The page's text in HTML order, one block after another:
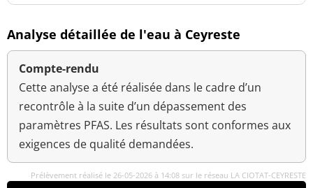
Analyse détaillée de l'eau à Ceyreste
Compte-rendu
Cette analyse a été réalisée dans le cadre d’un
recontrôle à la suite d’un dépassement des
paramètres PFAS. Les résultats sont conformes aux
exigences de qualité demandées.
Prélèvement réalisé le 26-05-2026 à 14:08 sur le réseau LA CIOTAT-CEYRESTE